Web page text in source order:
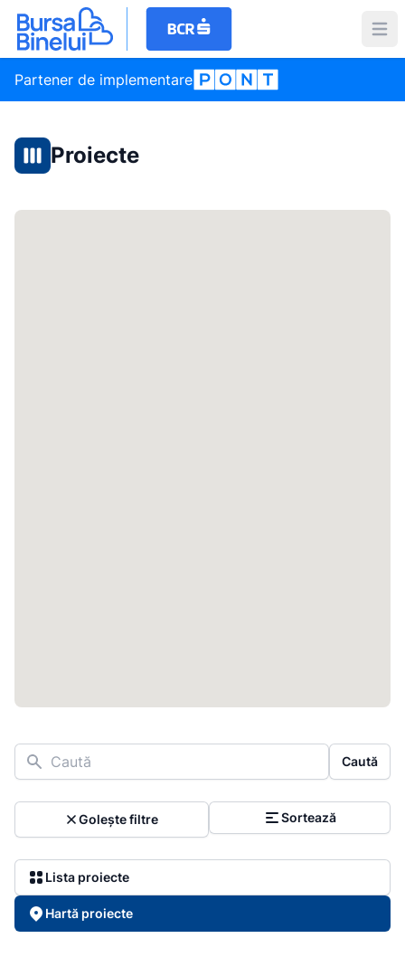
Partener de implementare
Proiecte
Caută Caută
Golește filtre Sortează
Lista proiecte
Hartă proiecte